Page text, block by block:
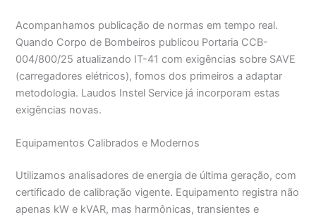
Acompanhamos publicação de normas em tempo real.
Quando Corpo de Bombeiros publicou Portaria CCB-
004/800/25 atualizando IT-41 com exigências sobre SAVE
(carregadores elétricos), fomos dos primeiros a adaptar
metodologia. Laudos Instel Service já incorporam estas
exigências novas.
Equipamentos Calibrados e Modernos
Utilizamos analisadores de energia de última geração, com
certificado de calibração vigente. Equipamento registra não
apenas kW e kVAR, mas harmônicas, transientes e